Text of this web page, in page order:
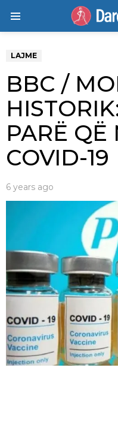
LAJME
BBC /
PARË
COVID-19
6 years ago